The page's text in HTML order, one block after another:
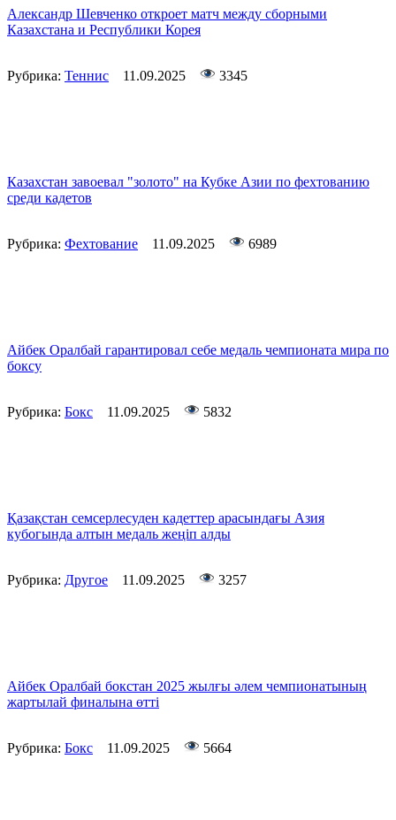
Александр Шевченко откроет матч между сборными
Казахстана и Республики Корея
Рубрика: Теннис 11.09.2025 3345
Казахстан завоевал "золото" на Кубке Азии по фехтованию
среди кадетов
Рубрика: Фехтование 11.09.2025 6989
Айбек Оралбай гарантировал себе медаль чемпионата мира по
боксу
Рубрика: Бокс 11.09.2025 5832
Қазақстан семсерлесуден кадеттер арасындағы Азия
кубогында алтын медаль жеңіп алды
Рубрика: Другое 11.09.2025 3257
Айбек Оралбай бокстан 2025 жылғы әлем чемпионатының
жартылай финалына өтті
Рубрика: Бокс 11.09.2025 5664